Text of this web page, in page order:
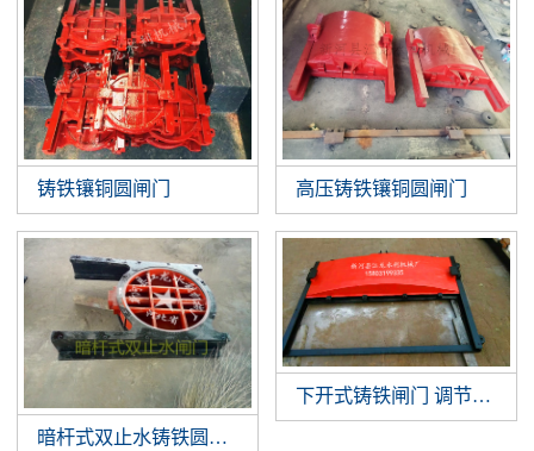
铸铁镶铜圆闸门 高压铸铁镶铜圆闸门
暗杆式双止水铸铁圆闸门
下开式铸铁闸门 调节堰门